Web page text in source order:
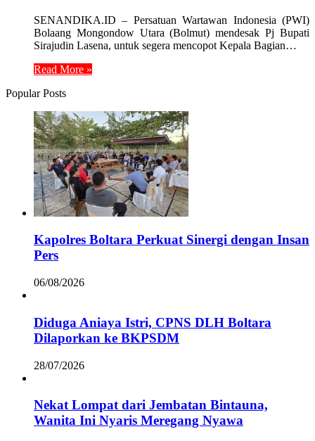
SENANDIKA.ID – Persatuan Wartawan Indonesia (PWI)
Bolaang Mongondow Utara (Bolmut) mendesak Pj Bupati
Sirajudin Lasena, untuk segera mencopot Kepala Bagian…
Read More »
Popular Posts
Kapolres Boltara Perkuat Sinergi dengan Insan
Pers
06/08/2026
Diduga Aniaya Istri, CPNS DLH Boltara
Dilaporkan ke BKPSDM
28/07/2026
Nekat Lompat dari Jembatan Bintauna,
Wanita Ini Nyaris Meregang Nyawa